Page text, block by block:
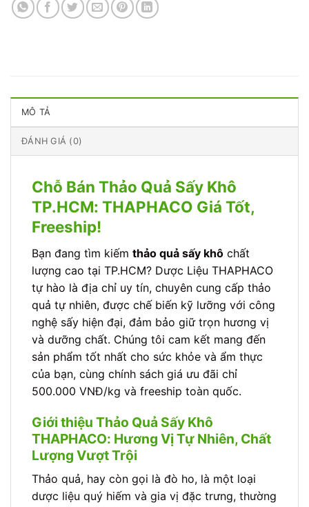
MÔ TẢ
ĐÁNH GIÁ (0)
Chỗ Bán Thảo Quả Sấy Khô
TP.HCM: THAPHACO Giá Tốt,
Freeship!
Bạn đang tìm kiếm thảo quả sấy khô chất
lượng cao tại TP.HCM? Dược Liệu THAPHACO
tự hào là địa chỉ uy tín, chuyên cung cấp thảo
quả tự nhiên, được chế biến kỹ lưỡng với công
nghệ sấy hiện đại, đảm bảo giữ trọn hương vị
và dưỡng chất. Chúng tôi cam kết mang đến
sản phẩm tốt nhất cho sức khỏe và ẩm thực
của bạn, cùng chính sách giá ưu đãi chỉ
500.000 VNĐ/kg và freeship toàn quốc.
Giới thiệu Thảo Quả Sấy Khô
THAPHACO: Hương Vị Tự Nhiên, Chất
Lượng Vượt Trội
Thảo quả, hay còn gọi là đò ho, là một loại
dược liệu quý hiếm và gia vị đặc trưng, thường